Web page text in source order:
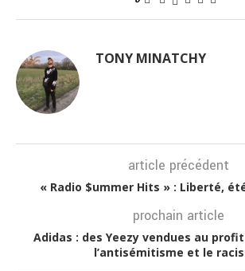
TONY MINATCHY
article précédent
« Radio $ummer Hits » : Liberté,
prochain article
Adidas : des Yeezy vendues au profit
l’antisémitisme et le